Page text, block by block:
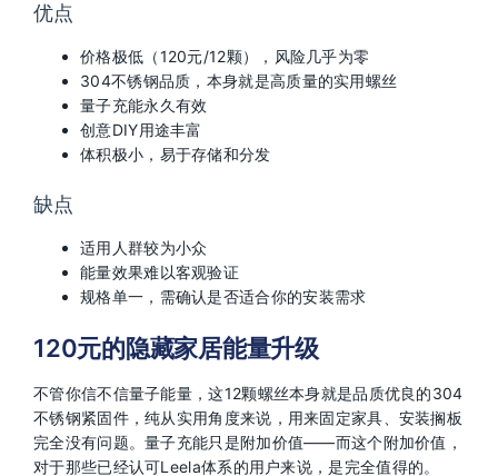
优点
价格极低（120元/12颗），风险几乎为零
304不锈钢品质，本身就是高质量的实用螺丝
量子充能永久有效
创意DIY用途丰富
体积极小，易于存储和分发
缺点
适用人群较为小众
能量效果难以客观验证
规格单一，需确认是否适合你的安装需求
120元的隐藏家居能量升级
不管你信不信量子能量，这12颗螺丝本身就是品质优良的304
不锈钢紧固件，纯从实用角度来说，用来固定家具、安装搁板
完全没有问题。量子充能只是附加价值——而这个附加价值，
对于那些已经认可Leela体系的用户来说，是完全值得的。